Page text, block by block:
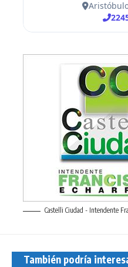
Castelli Ciudad - Intendente
También podría